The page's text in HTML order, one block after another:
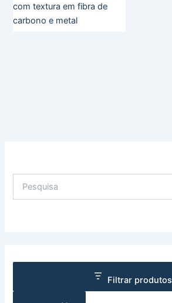
Filtrar produtos
com textura em fibra de
carbono e metal